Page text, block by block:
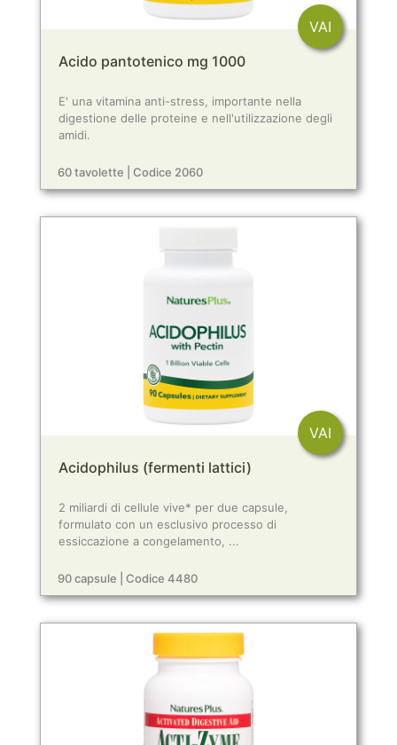
VAI
Acido pantotenico mg 1000
E' una vitamina anti-stress, importante nella
digestione delle proteine e nell'utilizzazione degli
amidi.
60 tavolette | Codice 2060
VAI
Acidophilus (fermenti lattici)
2 miliardi di cellule vive* per due capsule,
formulato con un esclusivo processo di
essiccazione a congelamento, ...
90 capsule | Codice 4480